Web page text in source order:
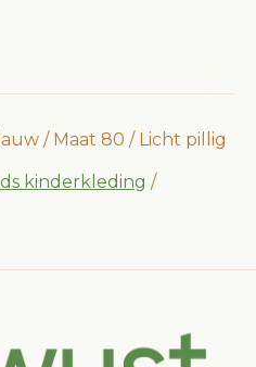
/ Maat 80 / Licht pillig
kinderkleding /